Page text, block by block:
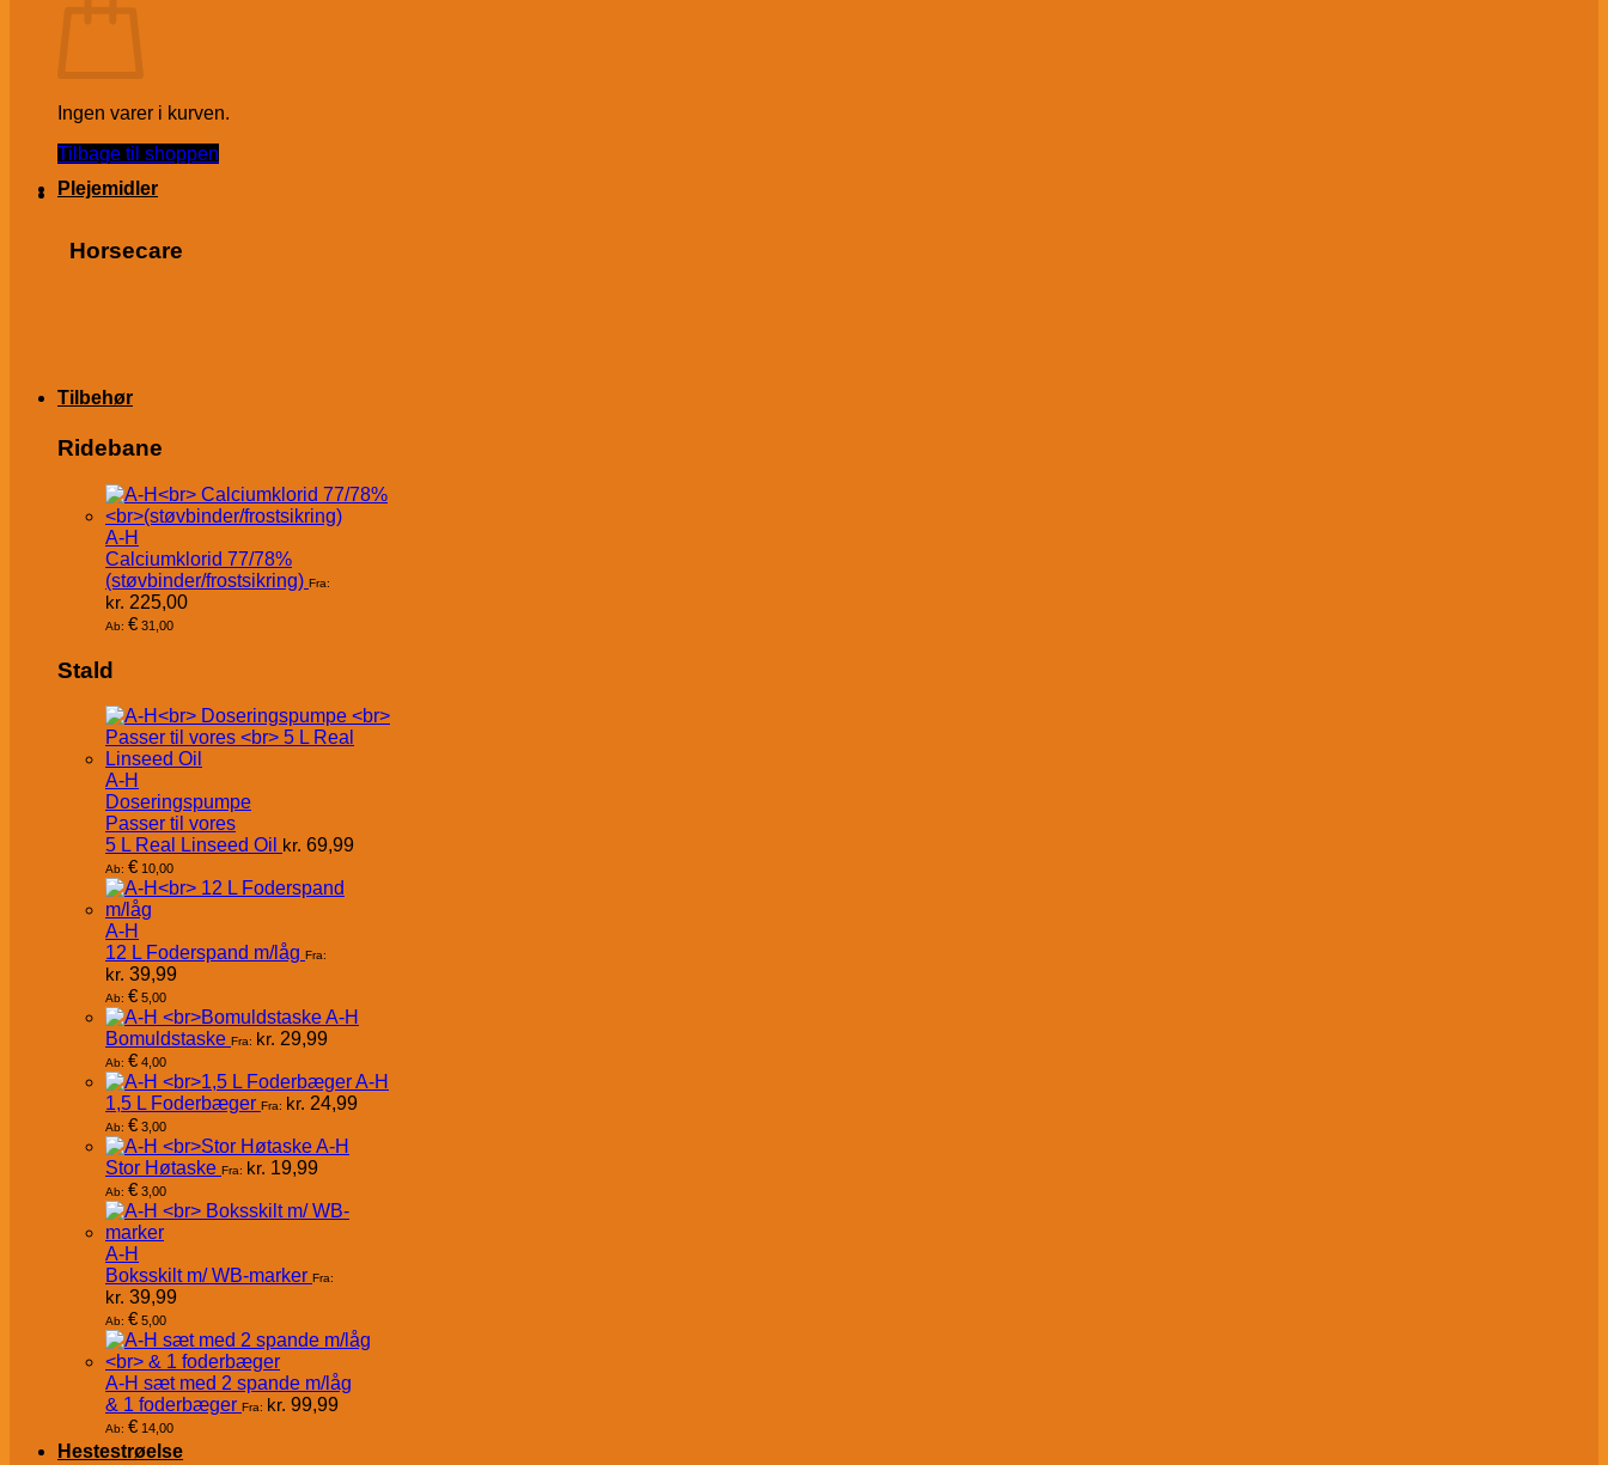
Ingen varer i kurven.
Tilbage til shoppen
Plejemidler
Horsecare
Tilbehør
Ridebane
A-H
Calciumklorid 77/78%
(støvbinder/frostsikring) Fra:
kr. 225,00
Ab: € 31,00
Stald
A-H
Doseringspumpe
Passer til vores
5 L Real Linseed Oil kr. 69,99
Ab: € 10,00
A-H
12 L Foderspand m/låg Fra:
kr. 39,99
Ab: € 5,00
A-H
Bomuldstaske Fra: kr. 29,99
Ab: € 4,00
A-H
1,5 L Foderbæger Fra: kr. 24,99
Ab: € 3,00
A-H
Stor Høtaske Fra: kr. 19,99
Ab: € 3,00
A-H
Boksskilt m/ WB-marker Fra:
kr. 39,99
Ab: € 5,00
A-H sæt med 2 spande m/låg
& 1 foderbæger Fra: kr. 99,99
Ab: € 14,00
Hestestrøelse